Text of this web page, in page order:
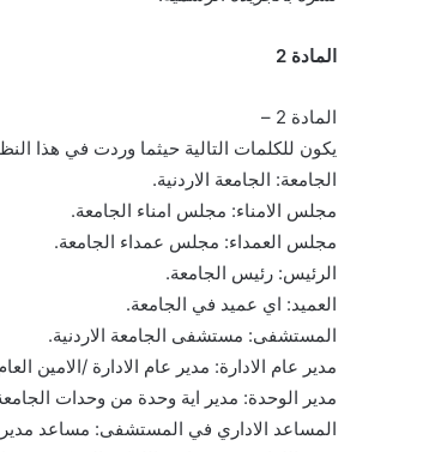
المادة 2
المادة 2 –
يكون للكلمات التالية حيثما وردت في هذا
الجامعة: الجامعة الاردنية.
مجلس الامناء: مجلس امناء الجامعة.
مجلس العمداء: مجلس عمداء الجامعة.
الرئيس: رئيس الجامعة.
العميد: اي عميد في الجامعة.
المستشفى: مستشفى الجامعة الاردنية.
مدير عام الادارة: مدير عام الادارة /الامين
مدير الوحدة: مدير اية وحدة من وحدات
المساعد الاداري في المستشفى: مساعد